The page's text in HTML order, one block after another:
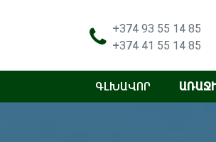
+374 93 55 14 85
+374 41 55 14 85
ԳԼԽԱՎՈՐ